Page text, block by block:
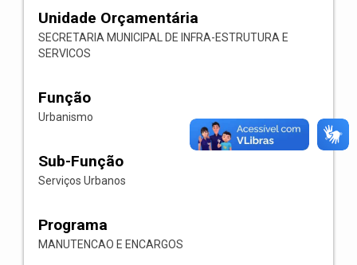
Unidade Orçamentária
SECRETARIA MUNICIPAL DE INFRA-ESTRUTURA E
SERVICOS
Função
Urbanismo
Sub-Função
Serviços Urbanos
Programa
MANUTENCAO E ENCARGOS